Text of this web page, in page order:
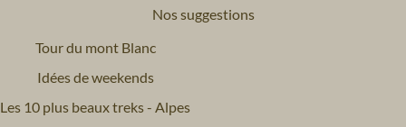
Nos suggestions
Tour du mont Blanc
Idées de weekends
Les 10 plus beaux treks - Alpes